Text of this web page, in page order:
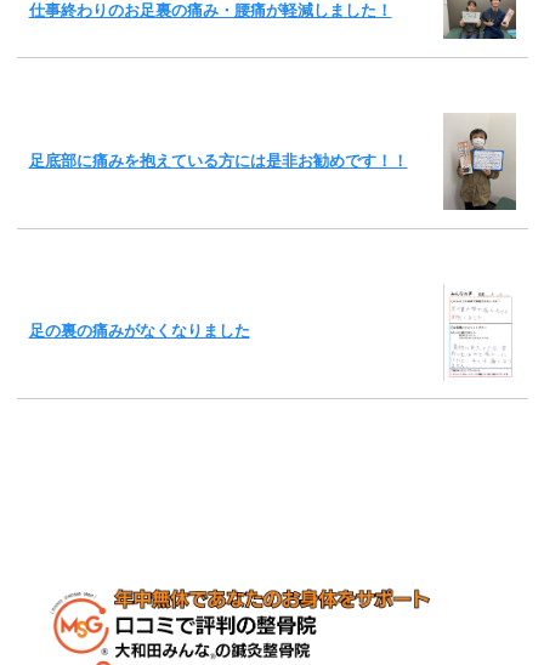
仕事終わりのお足裏の痛み・腰痛が軽減しました！
足底部に痛みを抱えている方には是非お勧めです！！
足の裏の痛みがなくなりました